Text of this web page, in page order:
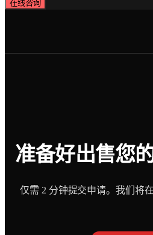
在线咨询
准备好出售您
仅需 2 分钟提交申请。我们将